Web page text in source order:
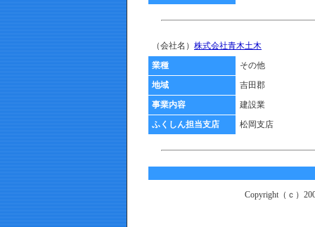
（会社名） 株式会社青木土木
業種
その他
地域
吉田郡
事業内容
建設業
ふくしん担当支店
松岡支店
Copyright（ｃ）